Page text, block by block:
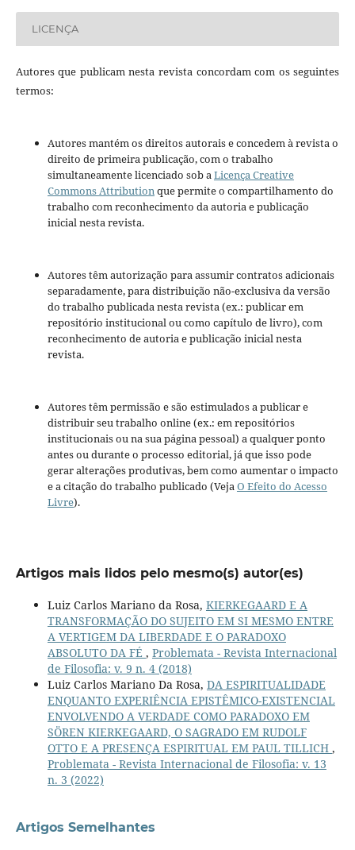
LICENÇA
Autores que publicam nesta revista concordam com os seguintes
termos:
Autores mantém os direitos autorais e concedem à revista o
direito de primeira publicação, com o trabalho
simultaneamente licenciado sob aLicença Creative
Commons Attributionque permite o compartilhamento do
trabalho com reconhecimento da autoria e publicação
inicial nesta revista.
Autores têm autorização para assumir contratos adicionais
separadamente, para distribuição não-exclusiva da versão
do trabalho publicada nesta revista (ex.: publicar em
repositório institucional ou como capítulo de livro), com
reconhecimento de autoria e publicação inicial nesta
revista.
Autores têm permissão e são estimulados a publicar e
distribuir seu trabalho online (ex.: em repositórios
institucionais ou na sua página pessoal) a qualquer ponto
antes ou durante o processo editorial, já que isso pode
gerar alterações produtivas, bem como aumentar o impacto
e a citação do trabalho publicado (VejaO Efeito do Acesso
Livre).
Artigos mais lidos pelo mesmo(s) autor(es)
Luiz Carlos Mariano da Rosa, KIERKEGAARD E A
TRANSFORMAÇÃO DO SUJEITO EM SI MESMO ENTRE
A VERTIGEM DA LIBERDADE E O PARADOXO
ABSOLUTO DA FÉ , Problemata - Revista Internacional
de Filosofia: v. 9 n. 4 (2018)
Luiz Carlos Mariano Da Rosa, DA ESPIRITUALIDADE
ENQUANTO EXPERIÊNCIA EPISTÊMICO-EXISTENCIAL
ENVOLVENDO A VERDADE COMO PARADOXO EM
SÖREN KIERKEGAARD, O SAGRADO EM RUDOLF
OTTO E A PRESENÇA ESPIRITUAL EM PAUL TILLICH ,
Problemata - Revista Internacional de Filosofia: v. 13
n. 3 (2022)
Artigos Semelhantes